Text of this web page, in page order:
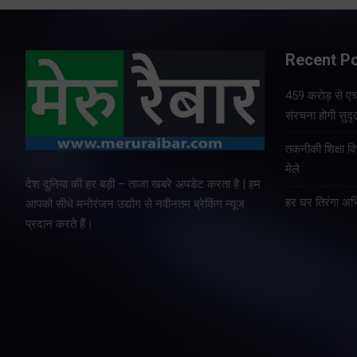
देश दुनिया की हर बड़ी – ताजा खबरे अपडेट करता है | हम
आपको सीधे मनोरंजन उद्योग से नवीनतम ब्रेकिंग न्यूज
प्रदान करते हैं।
Recent
459 करोड़ से
संरचना होगी
तकनीकी शिक्षा
मेले
हर घर तिरंगा